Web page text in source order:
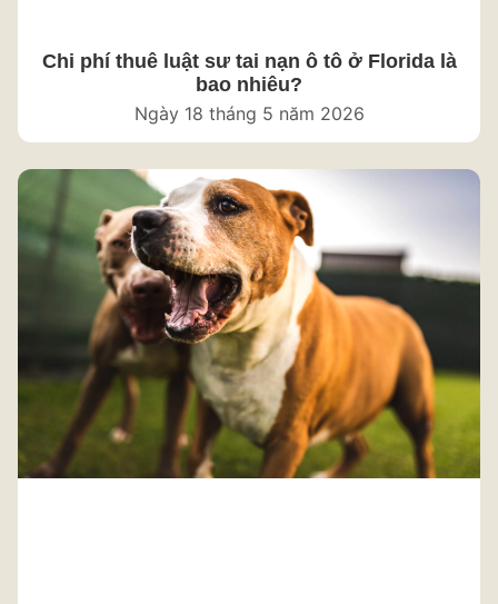
Chi phí thuê luật sư tai nạn ô tô ở Florida là
bao nhiêu?
Ngày 18 tháng 5 năm 2026